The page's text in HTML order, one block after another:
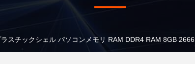
スチックシェル パソコンメモリ RAM DDR4 RAM 8GB